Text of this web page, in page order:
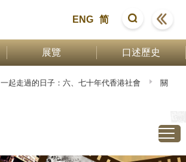
ENG 简
展覽 口述歷史
一起走過的日子：六、七十年代香港社會
關